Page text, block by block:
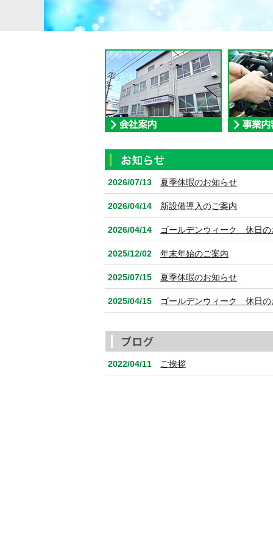
2026/07/13 夏季休暇のお知らせ
2026/04/14 新設備導入のご案内
2026/04/14 ゴールデンウィーク 休日の
2025/12/02 年末年始のご案内
2025/07/15 夏季休暇のお知らせ
2025/04/15 ゴールデンウィーク 休日の
2022/04/11 ご挨拶